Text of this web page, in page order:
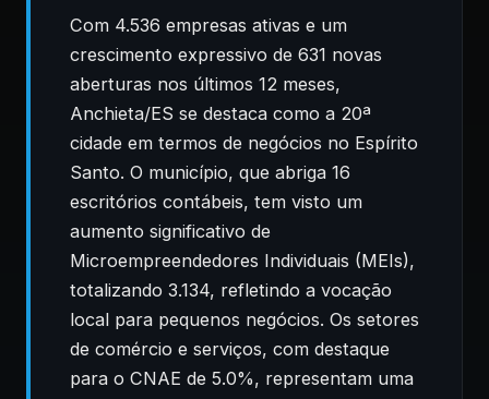
Com 4.536 empresas ativas e um
crescimento expressivo de 631 novas
aberturas nos últimos 12 meses,
Anchieta/ES se destaca como a 20ª
cidade em termos de negócios no Espírito
Santo. O município, que abriga 16
escritórios contábeis, tem visto um
aumento significativo de
Microempreendedores Individuais (MEIs),
totalizando 3.134, refletindo a vocação
local para pequenos negócios. Os setores
de comércio e serviços, com destaque
para o CNAE de 5.0%, representam uma